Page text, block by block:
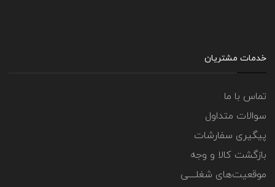
خدمات مشتریان
تماس با ما
سوالات متداول
پیگیری سفارشات
بازگشت کالا و وجه
موقعیت‌های شغلــــی